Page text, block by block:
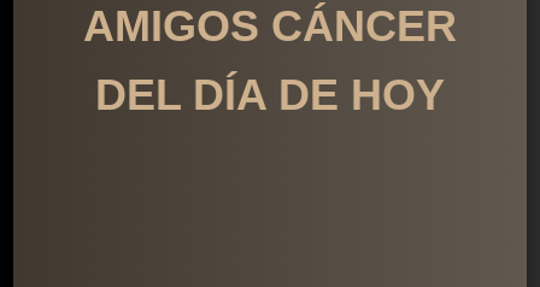
AMIGOS CÁNCER
DEL DÍA DE HOY